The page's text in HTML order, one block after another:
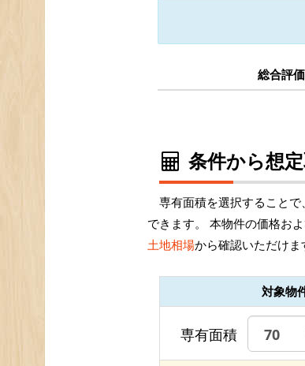
総合評価
条件から想
専有面積を選択すること
できます。 本物件の価格お
土地相場から確認いただけま
対象物
専有面積